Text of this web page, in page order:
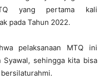
yang pertama kali
pada Tahun 2022.
pelaksanaan MTQ ini
sehingga kita bisa